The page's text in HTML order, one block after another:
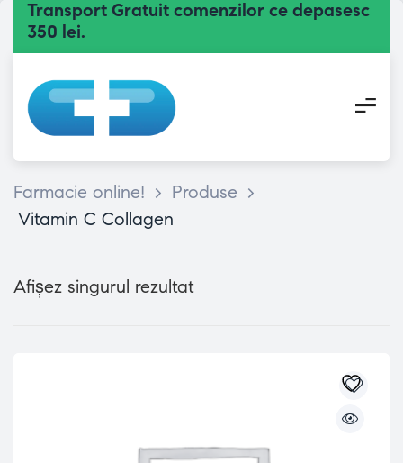
Transport Gratuit comenzilor ce depasesc
350 lei.
Farmacie online! > Produse >
Vitamin C Collagen
Afișez singurul rezultat